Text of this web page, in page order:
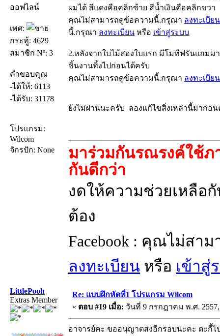
ออฟไลน์
เพศ:
กระทู้: 4629
สมาชิก Nº: 3
คำขอบคุณ
-ได้ให้: 6113
-ได้รับ: 31178
โปรแกรม:
Wilcom
จักรปัก: None
ผมได้ สีแดงคือคลิกซ้าย สีน้ำเงินคือคลิกขวา
คุณไม่สามารถดูข้อความนี้.กรุณา ลงทะเบียน
นี้.กรุณา ลงทะเบียน หรือ เข้าสู่ระบบ
2.หลังจากใบไม้สองใบแรก มีโมทีฟรันแถม
ชิ้นงานทิ้งไปก่อนได้ครับ
คุณไม่สามารถดูข้อความนี้.กรุณา ลงทะเบียน
ยังไม่ผ่านนะครับ ลองแก้ไขสิ่งเหล่านี้มาก่อ
มาร่วมกันรณรงค์ใช้ภ
กันดีกว่า
งดให้ความช่วยเหลือ
ต้อง
Facebook : คุณไม่สา
ลงทะเบียน หรือ เข้าสู่
LittlePooh
Extras Member
Re: แบบฝึกหัดที่1 โปรแกรม Wilcom
« ตอบ #19 เมื่อ: วันที่ 9 กรกฎาคม พ.ศ. 2557,
อาจารย์คะ ขออนุญาตส่งอีกรอบนะคะ ตะกี้